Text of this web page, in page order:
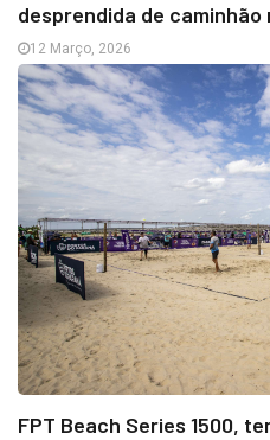
desprendida de caminhão
12 Março, 2026
FPT Beach Series 1500,